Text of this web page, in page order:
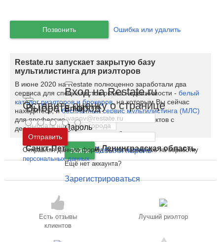
Выбрать город
Москва и
Московская область
Санкт-Петербург иЛенинградская область
Вход на Restate.ru
Email
Пароль
Войти Забыли пароль
Ещё нет аккаунта?
Зарегистрироваться
Позвонить Ошибка или удалить
Restate.ru запускает закрытую базу
мультилистинга для риэлторов
В июне 2020 на Restate полноценно заработали два
сервиса для специалистов рынка недвижимости - белый
каталог риэлторов и брокеров, на которым Вы сейчас
находитесь, ибесплатный сервис мультилистинга (МЛС)
для профессионалов - закрытая база объектов с
делением комиссии.
Есть отзывы
клиентов
Лучший риэлтор
Оставить оценку о странице
Отправить
Отправляя данную форму, вы соглашаетесь на обработку
персональных данных